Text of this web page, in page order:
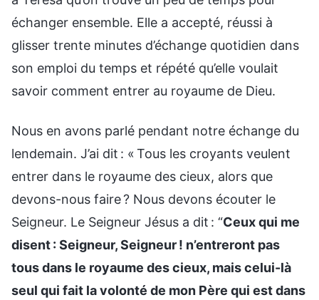
échanger ensemble. Elle a accepté, réussi à
glisser trente minutes d’échange quotidien dans
son emploi du temps et répété qu’elle voulait
savoir comment entrer au royaume de Dieu.
Nous en avons parlé pendant notre échange du
lendemain. J’ai dit : « Tous les croyants veulent
entrer dans le royaume des cieux, alors que
devons-nous faire ? Nous devons écouter le
Seigneur. Le Seigneur Jésus a dit : “Ceux qui me
disent : Seigneur, Seigneur ! n’entreront pas
tous dans le royaume des cieux, mais celui-là
seul qui fait la volonté de mon Père qui est dans